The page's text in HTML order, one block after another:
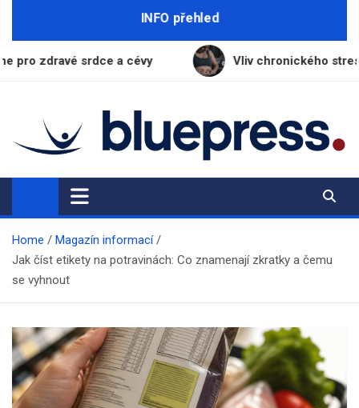
INFO přehled
a cévy Vliv chronického stresu na tloustnutí:
BluePress.cz
Seriózní průvodce moderním životem
Home
Magazín informací
Jak číst etikety na potravinách: Co znamenají zkratky a čemu
se vyhnout